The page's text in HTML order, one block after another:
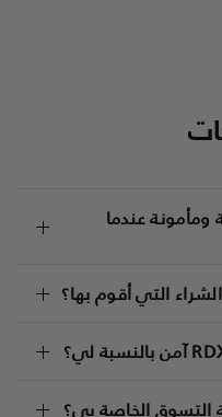
التي أقوم بها؟
آمن بالنسبة لي؟
التسوق الخاصة بي؟